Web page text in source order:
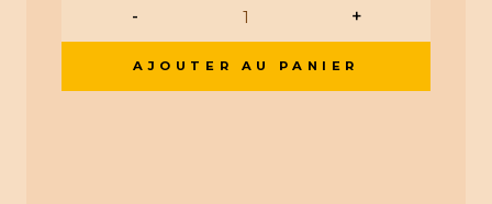
- +
AJOUTER AU PANIER